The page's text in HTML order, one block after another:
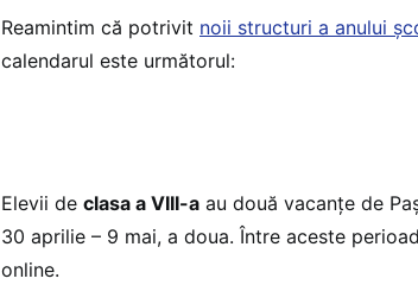
Reamintim că potrivit noii structuri a anului
calendarul este următorul:
Elevii de clasa a VIII-a au două vacanțe de
30 aprilie – 9 mai, a doua. Între aceste
online.